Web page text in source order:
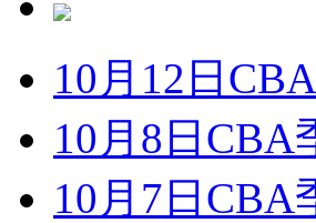
10月12日
10月8日CBA
10月7日CBA